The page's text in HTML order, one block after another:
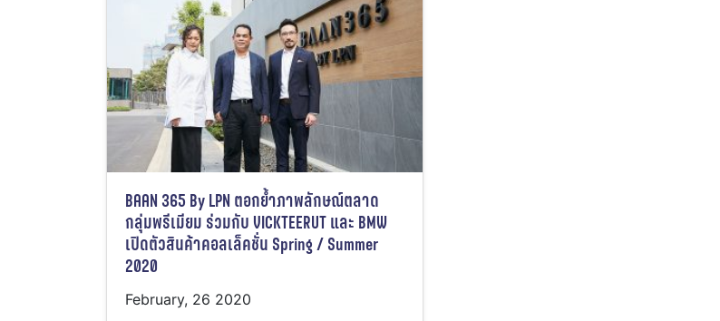
BAAN 365 By LPN ตอกย้ำภาพลักษณ์ตลาด
กลุ่มพรีเมียม ร่วมกับ VICKTEERUT และ BMW
เปิดตัวสินค้าคอลเล็คชั่น Spring / Summer
2020
February, 26 2020